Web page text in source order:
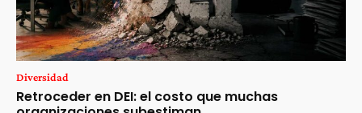
Diversidad
Retroceder en DEI: el costo que muchas